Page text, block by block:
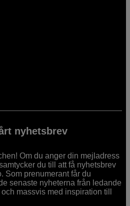
nyhetsbrev
Om du anger din mejladress
du till att få nyhetsbrev
Som prenumerant får du
senaste nyheterna från ledande
massvis med inspiration till